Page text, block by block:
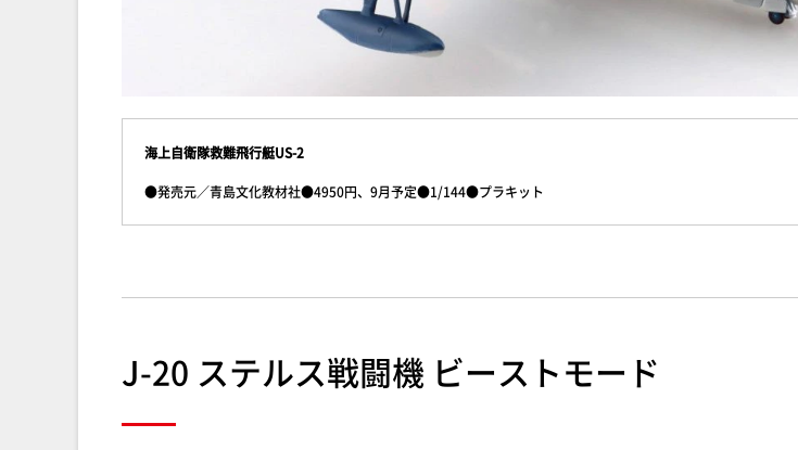
海上自衛隊救難飛行艇US-2
●発売元／青島文化教材社●4950円、9月予定●1/144●プラキット
J-20 ステルス戦闘機 ビーストモード